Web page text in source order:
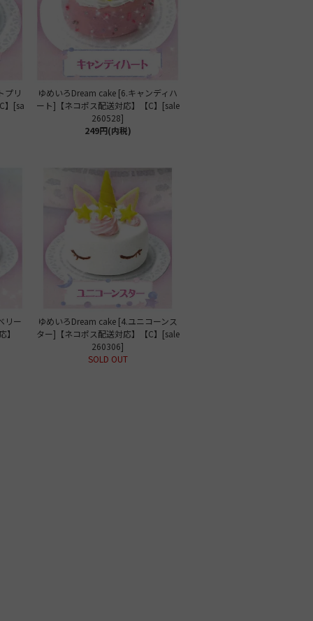
プリ
】[sa
ゆめいろDream cake [6.キャンディハ
ート]【ネコポス配送対応】【C】[sale
260528]
249円(内税)
リー
ゆめいろDream cake [4.ユニコーンス
ター]【ネコポス配送対応】【C】[sale
260306]
SOLD OUT